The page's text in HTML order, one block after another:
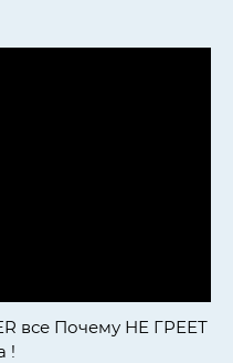
все Почему НЕ ГРЕЕТ
!